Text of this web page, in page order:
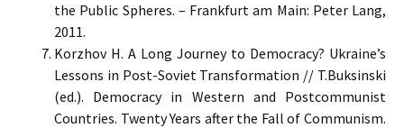
the Public Spheres. – Frankfurt am Main: Peter Lang,
2011.
Korzhov H. A Long Journey to Democracy? Ukraine’s
Lessons in Post-Soviet Transformation // T.Buksinski
(ed.). Democracy in Western and Postcommunist
Countries. Twenty Years after the Fall of Communism.